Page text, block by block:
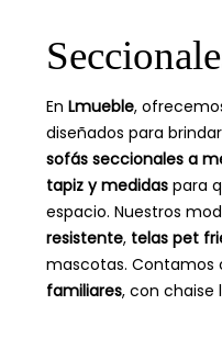
En Lmueble,
diseñados para
sofás seccionales a
tapiz y medidas para
espacio. Nuestros
resistente, telas pet
mascotas. Contamos
familiares, con chaise